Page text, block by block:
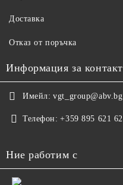
Доставка
Отказ от поръчка
Информация за
Имейл: vgt_group@abv.bg
Телефон: +359 895 621
Ние работим с